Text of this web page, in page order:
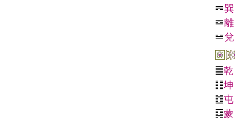
巽
離
兌
乾
坤
屯
蒙